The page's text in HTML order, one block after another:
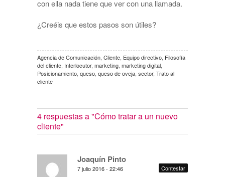
con ella nada tiene que ver con una llamada.
¿Creéis que estos pasos son útiles?
Agencia de Comunicación Cliente Equipo directivo Filosofía
del cliente Interlocutor, marketing marketing digital
Posicionamiento queso queso de oveja sector, Trato al
cliente
4 respuestas a"Cómo tratar a un nuevo
cliente"
Joaquín Pinto
7 julio 2016 - 22:46 Contestar